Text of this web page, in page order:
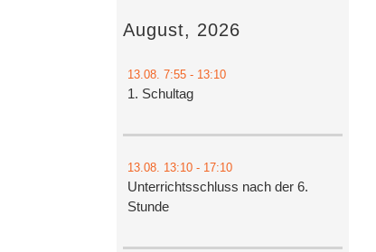
August, 2026
13.08. 7:55- 13:10
1. Schultag
13.08. 13:10- 17:10
Unterrichtsschluss nach der 6.
Stunde